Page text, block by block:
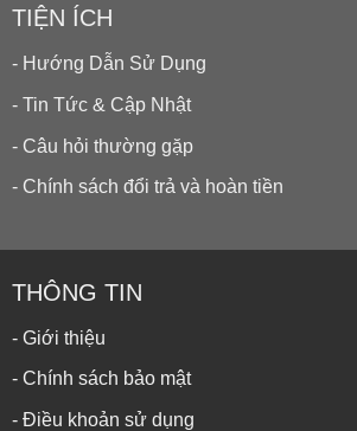
TIỆN ÍCH
- Hướng Dẫn Sử Dụng
- Tin Tức & Cập Nhật
- Câu hỏi thường gặp
- Chính sách đổi trả và hoàn tiền
THÔNG TIN
- Giới thiệu
- Chính sách bảo mật
- Điều khoản sử dụng